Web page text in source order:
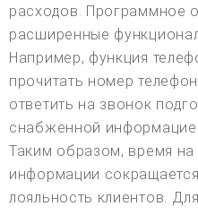
расходов. Программное
расширенные
Например, функция
прочитать номер
ответить на звонок
снабженной
Таким образом, время на
информации
лояльность клиентов.